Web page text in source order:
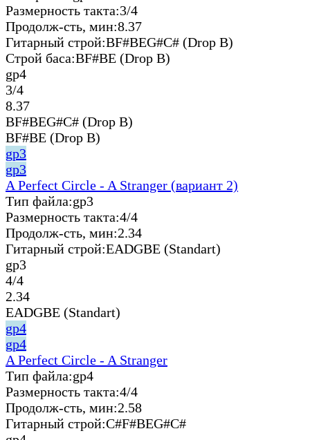
Размерность такта:3/4
Продолж-сть, мин:8.37
Гитарный строй:BF#BEG#C# (Drop B)
Строй баса:BF#BE (Drop B)
gp4
3/4
8.37
BF#BEG#C# (Drop B)
BF#BE (Drop B)
gp3
gp3
A Perfect Circle - A Stranger (вариант 2)
Тип файла:gp3
Размерность такта:4/4
Продолж-сть, мин:2.34
Гитарный строй:EADGBE (Standart)
gp3
4/4
2.34
EADGBE (Standart)
gp4
gp4
A Perfect Circle - A Stranger
Тип файла:gp4
Размерность такта:4/4
Продолж-сть, мин:2.58
Гитарный строй:C#F#BEG#C#